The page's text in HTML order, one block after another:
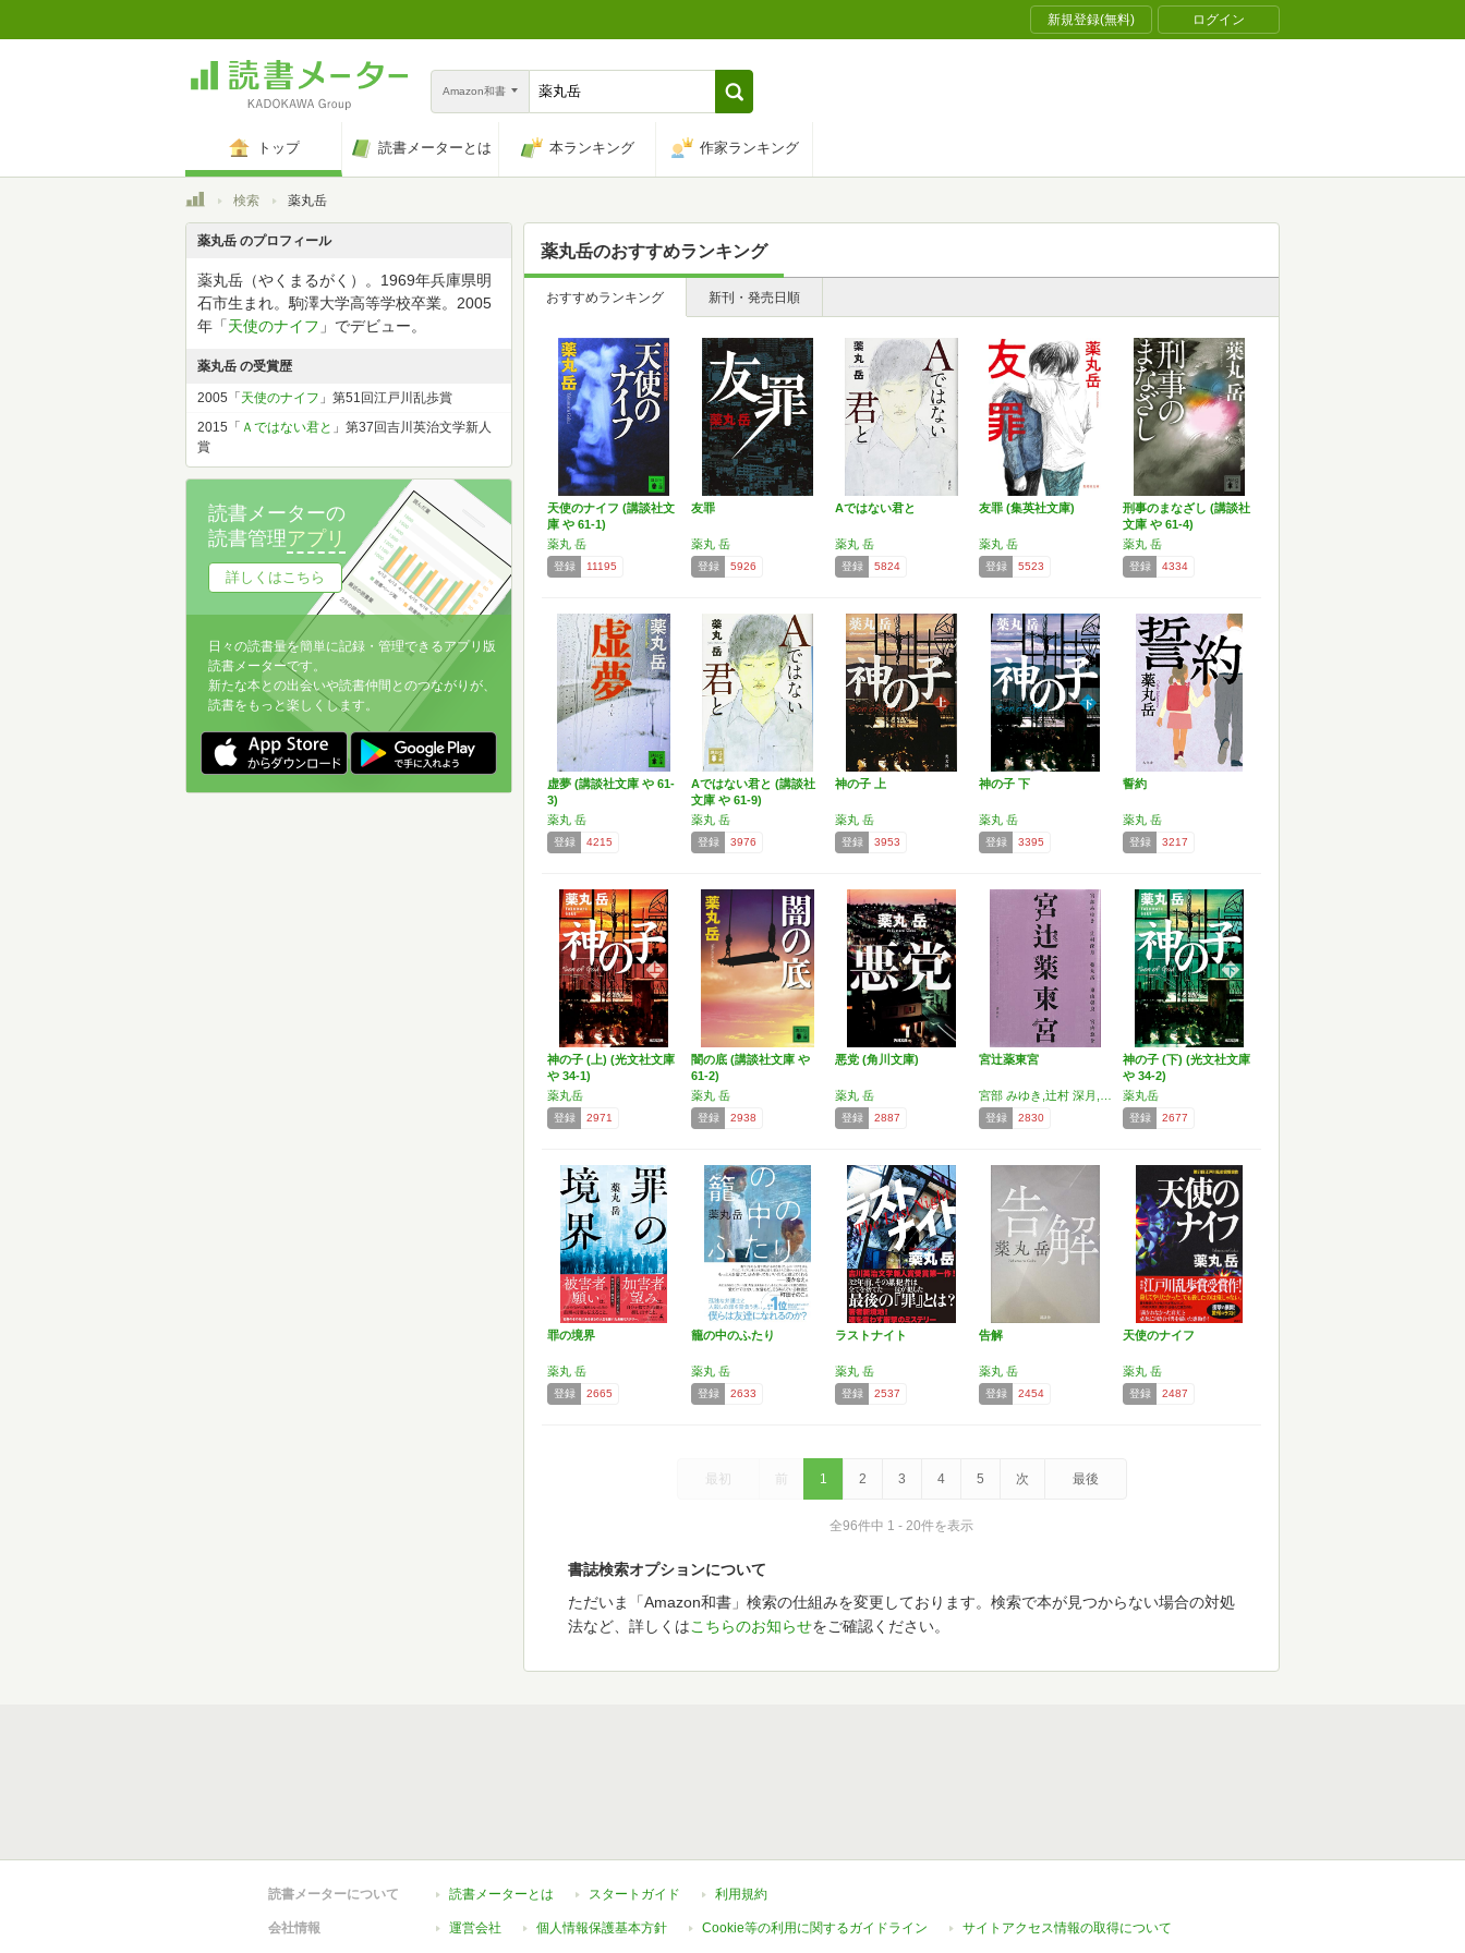
新規登録(無料) ログイン
Amazon和書
トップ 読書メーターとは 本ランキング 作家ランキング
トップ検索 薬丸岳
薬丸岳のおすすめランキング
おすすめランキング 新刊・発売日順
天使のナイフ (講談社文
庫 や 61-1)
薬丸 岳
登録 11195
友罪
薬丸 岳
登録 5926
Aではない君と
薬丸 岳
登録 5824
友罪 (集英社文庫)
薬丸 岳
登録 5523
刑事のまなざし (講談社
文庫 や 61-4)
薬丸 岳
登録 4334
虚夢 (講談社文庫 や 61-
3)
薬丸 岳
登録 4215
Aではない君と (講談社
文庫 や 61-9)
薬丸 岳
登録 3976
神の子 上
薬丸 岳
登録 3953
神の子 下
薬丸 岳
登録 3395
誓約
薬丸 岳
登録 3217
神の子 (上) (光文社文庫
や 34-1)
薬丸岳
登録 2971
闇の底 (講談社文庫 や
61-2)
薬丸 岳
登録 2938
悪党 (角川文庫)
薬丸 岳
登録 2887
宮辻薬東宮
登録 2830
神の子 (下) (光文社文庫
や 34-2)
薬丸岳
登録 2677
罪の境界
薬丸 岳
登録 2665
籠の中のふたり
薬丸 岳
登録 2633
ラストナイト
薬丸 岳
登録 2537
告解
薬丸 岳
登録 2454
天使のナイフ
薬丸 岳
登録 2487
最初 前 1 2 3 4 5 次 最後
全96件中 1 - 20件を表示
書誌検索オプションについて
ただいま「Amazon和書」検索の仕組みを変更しております。検索で本が見つからない場合の対処
法など、詳しくはこちらのお知らせをご確認ください。
薬丸岳 のプロフィール
薬丸岳（やくまるがく）。1969年兵庫県明
石市生まれ。駒澤大学高等学校卒業。2005
年「天使のナイフ 」でデビュー。
薬丸岳 の受賞歴
2005「 天使のナイフ 」第51回江戸川乱歩賞
2015「 Ａではない君と 」第37回吉川英治文学新人
賞
読書メーターの
読書管理アプリ
詳しくはこちら
日々の読書量を簡単に記録・管理できるアプリ版
読書メーターです。
新たな本との出会いや読書仲間とのつながりが、
読書をもっと楽しくします。
読書メーターについて 読書メーターとは スタートガイド 利用規約
会社情報 運営会社 個人情報保護基本方針 Cookie等の利用に関するガイドライン サイトアクセス情報の取得について